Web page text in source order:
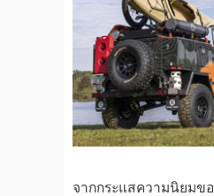
จากกระแสความนิยมข